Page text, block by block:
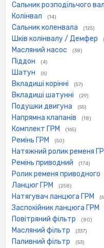
Сальник розподільчого
Колінвал (14)
Сальник коленвала (125)
Шків колінвалу / Демфер
Масляний насос (38)
Піддон (4)
Шатун (6)
Вкладиші корінні (57)
Вкладиші шатунні (29)
Подушки двигуна (55)
Напрямна клапанів (18)
Комплект ГРМ (165)
Ремінь ГРМ (50)
Натяжний ролик ременя
Ремінь приводний (174)
Ролик ременя приводного
Ланцюг ГРМ (258)
Натягувач ланцюга ГРМ
Заспокійник ланцюга ГРМ
Повітряний фільтр (80)
Масляний фільтр (337)
Паливний фільтр (53)